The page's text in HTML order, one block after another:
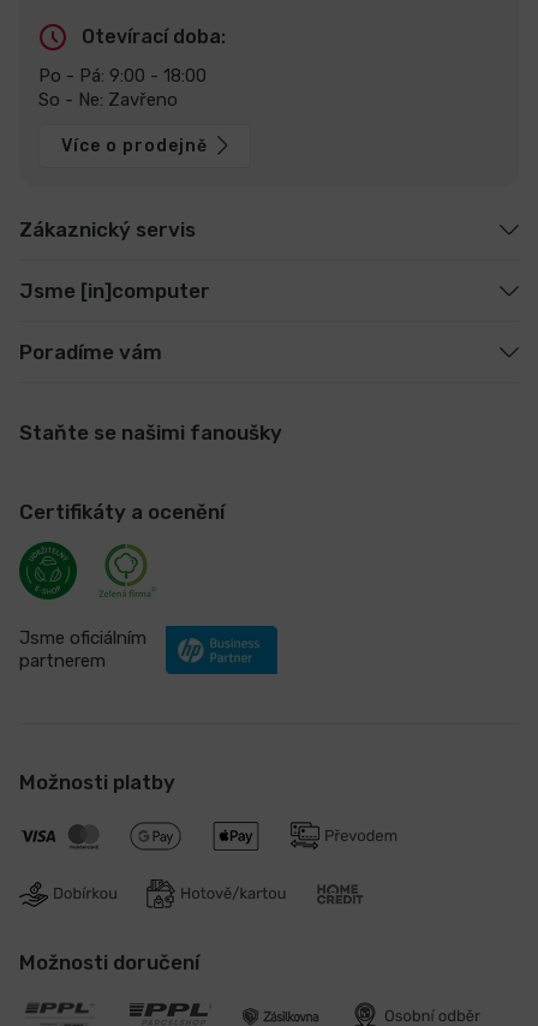
Otevírací doba:
Po - Pá: 9:00 - 18:00
So - Ne: Zavřeno
Více o prodejně
Zákaznický servis
Jsme [in]computer
Poradíme vám
Staňte se našimi fanoušky
Certifikáty a ocenění
Jsme oficiálním
partnerem
Možnosti platby
Možnosti doručení